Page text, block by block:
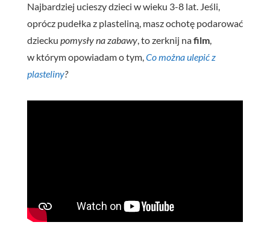
Najbardziej ucieszy dzieci w wieku 3-8 lat. Jeśli,
oprócz pudełka z plasteliną, masz ochotę podarować
dziecku pomysły na zabawy, to zerknij nafilm,
w którym opowiadam o tym,Comożnaulepićz
plasteliny?